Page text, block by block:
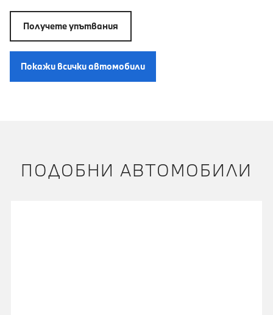
Получете упътвания
Покажи всички автомобили
ПОДОБНИ АВТОМОБИЛИ